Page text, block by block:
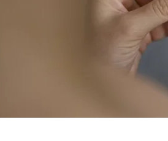
genossenschaft